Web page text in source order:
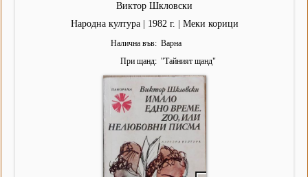
Виктор Шкловски
Народна култура | 1982 г. | Меки корици
Налична във
Варна
При щанд
"Тайният щанд"